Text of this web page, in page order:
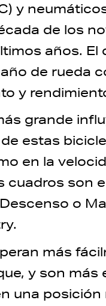
y
de los
años. El
de rueda
y
grande
estas
en la
cuadros son
o
más
y son más
una posición